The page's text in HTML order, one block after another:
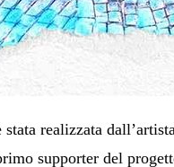
realizzata
supporter del